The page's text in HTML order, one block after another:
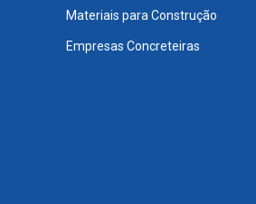
Materiais para Construção
Empresas Concreteiras